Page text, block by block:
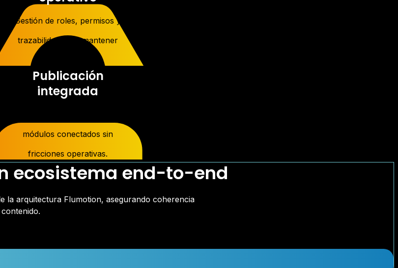
Gestión de roles, permisos y
trazabilidad para mantener
coherencia interna.
Publicación
integrada
módulos conectados sin
fricciones operativas.
ecosistema end-to-end
la arquitectura Flumotion, asegurando coherencia